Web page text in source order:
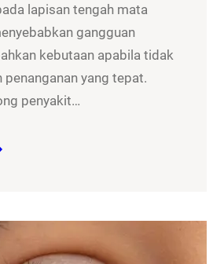
lapisan tengah mata
gangguan
kebutaan apabila tidak
penanganan yang tepat.
penyakit…